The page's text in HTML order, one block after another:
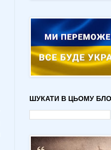
ШУКАТИ В ЦЬОМУ